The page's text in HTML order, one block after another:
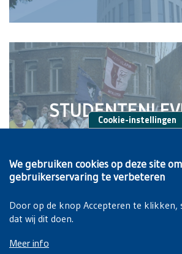
BRUSSEL
Cookie-instellingen
We gebruiken cookies op deze site
gebruikerservaring te verbeteren
Door op de knop Accepteren te klikken,
dat wij dit doen.
Meer info